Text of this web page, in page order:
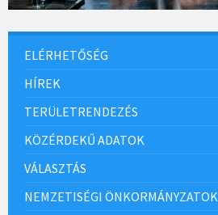
ELÉRHETŐSÉG
HÍREK
TERÜLETRENDEZÉS
KÖZÉRDEKŰ ADATOK
VÁLASZTÁS
NEMZETISÉGI ÖNKORMÁNYZATOK